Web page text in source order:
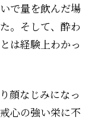
で量を飲んだ場
。そして、酔わ
は経験上わかっ
顔なじみになっ
心の強い栄に不